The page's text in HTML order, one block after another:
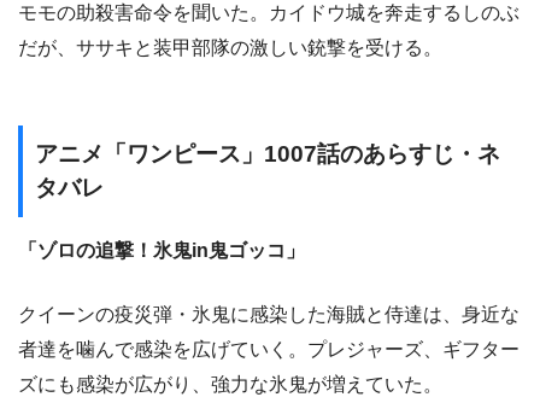
モモの助殺害命令を聞いた。カイドウ城を奔走するしのぶ
だが、ササキと装甲部隊の激しい銃撃を受ける。
アニメ「ワンピース」1007話のあらすじ・ネ
タバレ
「ゾロの追撃！氷鬼in鬼ゴッコ」
クイーンの疫災弾・氷鬼に感染した海賊と侍達は、身近な
者達を噛んで感染を広げていく。プレジャーズ、ギフター
ズにも感染が広がり、強力な氷鬼が増えていた。